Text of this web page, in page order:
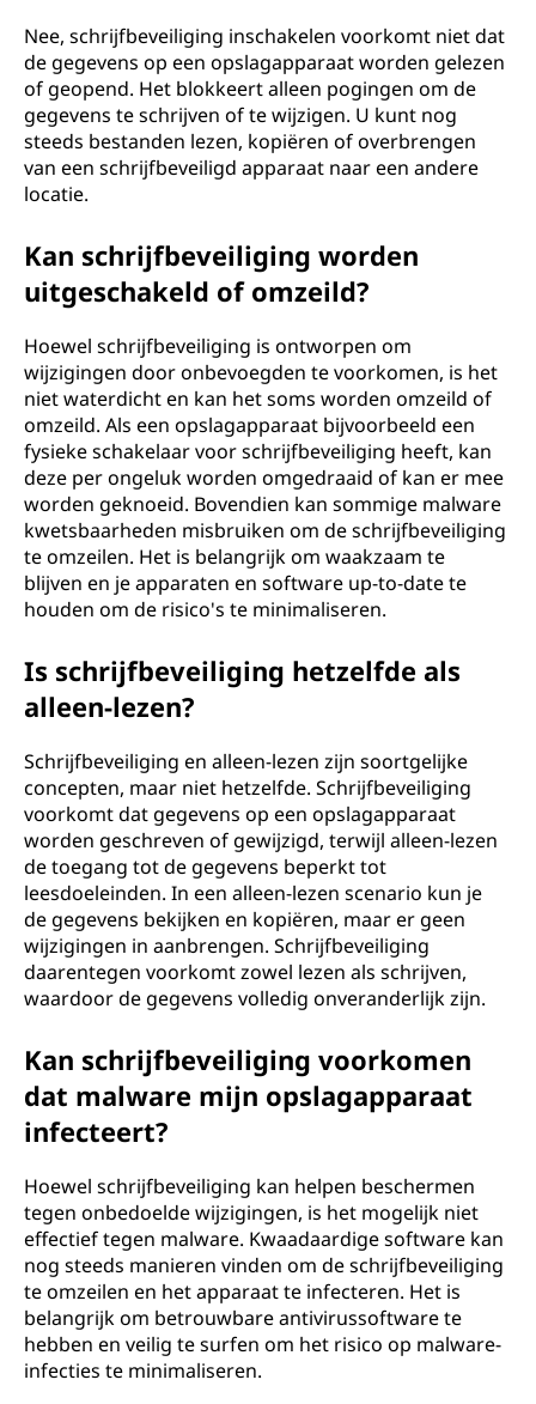
Nee, schrijfbeveiliging inschakelen voorkomt niet dat
de gegevens op een opslagapparaat worden gelezen
of geopend. Het blokkeert alleen pogingen om de
gegevens te schrijven of te wijzigen. U kunt nog
steeds bestanden lezen, kopiëren of overbrengen
van een schrijfbeveiligd apparaat naar een andere
locatie.
Kan schrijfbeveiliging worden
uitgeschakeld of omzeild?
Hoewel schrijfbeveiliging is ontworpen om
wijzigingen door onbevoegden te voorkomen, is het
niet waterdicht en kan het soms worden omzeild of
omzeild. Als een opslagapparaat bijvoorbeeld een
fysieke schakelaar voor schrijfbeveiliging heeft, kan
deze per ongeluk worden omgedraaid of kan er mee
worden geknoeid. Bovendien kan sommige malware
kwetsbaarheden misbruiken om de schrijfbeveiliging
te omzeilen. Het is belangrijk om waakzaam te
blijven en je apparaten en software up-to-date te
houden om de risico's te minimaliseren.
Is schrijfbeveiliging hetzelfde als
alleen-lezen?
Schrijfbeveiliging en alleen-lezen zijn soortgelijke
concepten, maar niet hetzelfde. Schrijfbeveiliging
voorkomt dat gegevens op een opslagapparaat
worden geschreven of gewijzigd, terwijl alleen-lezen
de toegang tot de gegevens beperkt tot
leesdoeleinden. In een alleen-lezen scenario kun je
de gegevens bekijken en kopiëren, maar er geen
wijzigingen in aanbrengen. Schrijfbeveiliging
daarentegen voorkomt zowel lezen als schrijven,
waardoor de gegevens volledig onveranderlijk zijn.
Kan schrijfbeveiliging voorkomen
dat malware mijn opslagapparaat
infecteert?
Hoewel schrijfbeveiliging kan helpen beschermen
tegen onbedoelde wijzigingen, is het mogelijk niet
effectief tegen malware. Kwaadaardige software kan
nog steeds manieren vinden om de schrijfbeveiliging
te omzeilen en het apparaat te infecteren. Het is
belangrijk om betrouwbare antivirussoftware te
hebben en veilig te surfen om het risico op malware-
infecties te minimaliseren.